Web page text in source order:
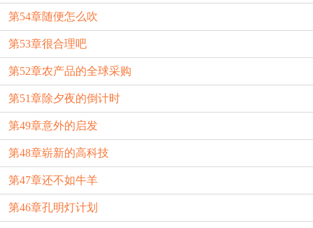
第54章随便怎么吹
第53章很合理吧
第52章农产品的全球采购
第51章除夕夜的倒计时
第49章意外的启发
第48章崭新的高科技
第47章还不如牛羊
第46章孔明灯计划